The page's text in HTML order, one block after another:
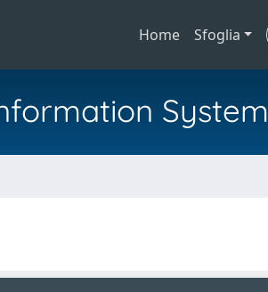
Home Sfoglia
System